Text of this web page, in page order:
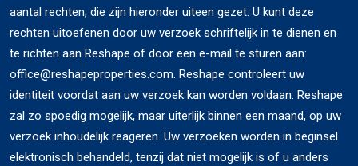
aantal rechten, die zijn hieronder uiteen gezet. U kunt deze
rechten uitoefenen door uw verzoek schriftelijk in te dienen en
te richten aan Reshape of door een e-mail te sturen aan:
office@reshapeproperties.com. Reshape controleert uw
identiteit voordat aan uw verzoek kan worden voldaan. Reshape
zal zo spoedig mogelijk, maar uiterlijk binnen een maand, op uw
verzoek inhoudelijk reageren. Uw verzoeken worden in beginsel
elektronisch behandeld, tenzij dat niet mogelijk is of u anders